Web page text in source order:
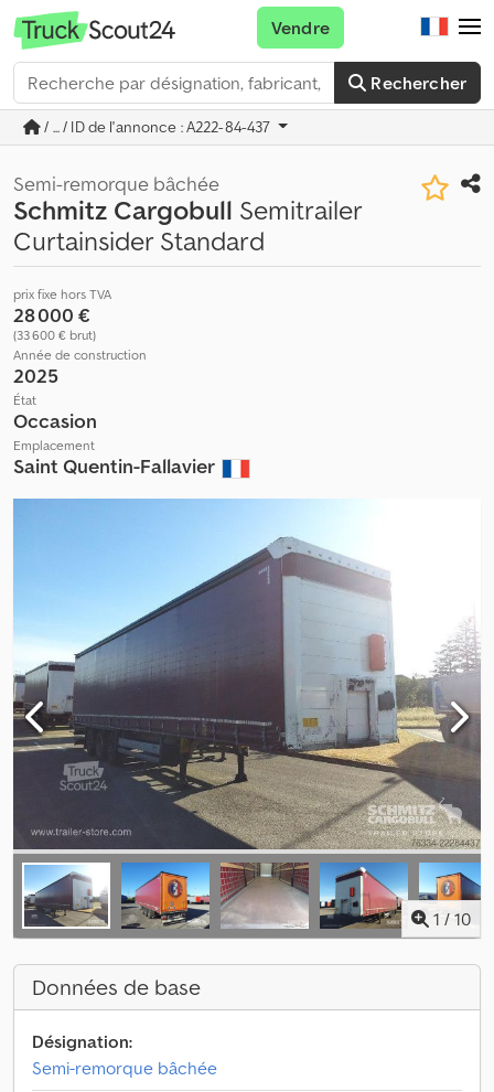
Rechercher
Vendre
/ ... / ID de l'annonce : A222-84-437
Semi-remorque bâchée
Schmitz Cargobull Semitrailer
Curtainsider Standard
prix fixe hors TVA
28 000 €
(33 600 € brut)
Année de construction
2025
État
Occasion
Emplacement
Saint Quentin-Fallavier
1 / 10
Données de base
Désignation:
Semi-remorque bâchée